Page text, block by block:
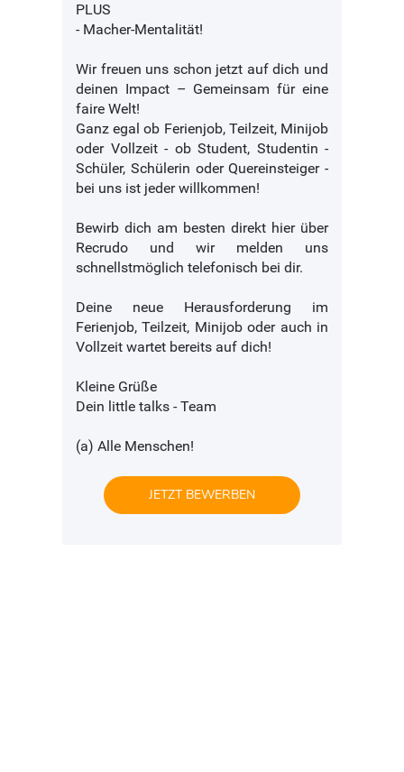
PLUS
- Macher-Mentalität!
Wir freuen uns schon jetzt auf dich und
deinen Impact – Gemeinsam für eine
faire Welt!
Ganz egal ob Ferienjob, Teilzeit, Minijob
oder Vollzeit - ob Student, Studentin -
Schüler, Schülerin oder Quereinsteiger -
bei uns ist jeder willkommen!
Bewirb dich am besten direkt hier über
Recrudo und wir melden uns
schnellstmöglich telefonisch bei dir.
Deine neue Herausforderung im
Ferienjob, Teilzeit, Minijob oder auch in
Vollzeit wartet bereits auf dich!
Kleine Grüße
Dein little talks - Team
(a) Alle Menschen!
JETZT BEWERBEN